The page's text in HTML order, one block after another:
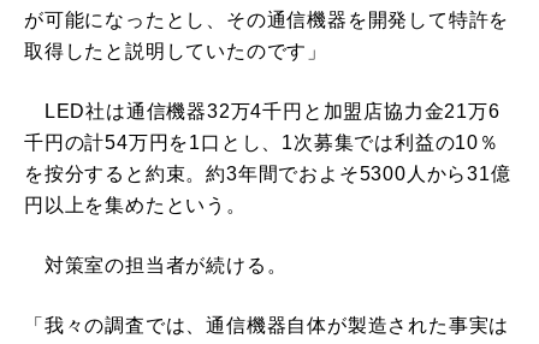
が可能になったとし、その通信機器を開発して特許を
取得したと説明していたのです」
LED社は通信機器32万4千円と加盟店協力金21万6
千円の計54万円を1口とし、1次募集では利益の10％
を按分すると約束。約3年間でおよそ5300人から31億
円以上を集めたという。
対策室の担当者が続ける。
「我々の調査では、通信機器自体が製造された事実は